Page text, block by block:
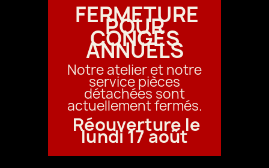
FERMETURE
POUR
CONGÉS
ANNUELS
Notre atelier et notre
service pièces
détachées sont
actuellement fermés.
Réouverture le
lundi 17 août